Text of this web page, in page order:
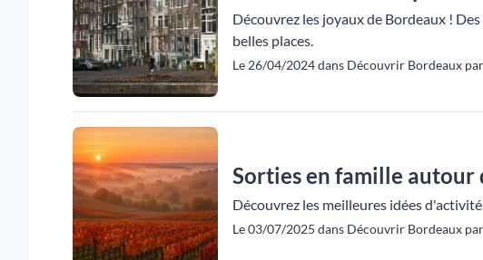
Découvrez les joyaux de Bordeaux !
belles places.
Le 26/04/2024 dans Découvrir Bordeaux
Sorties en famille autour
Découvrez les meilleures idées
Le 03/07/2025 dans Découvrir Bordeaux